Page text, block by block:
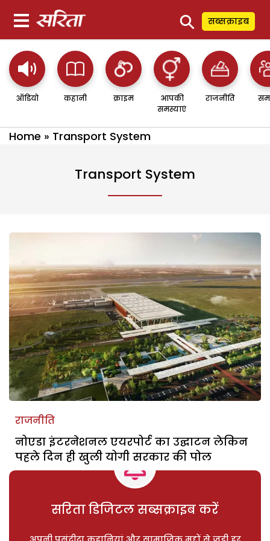
⚲ सब्सक्राइब
ऑडियो कहानी क्राइम
आपकी
समस्याएं
राजनीति
Home » Transport System
Transport System
राजनीति
नोएडा इंटरनेशनल एयरपोर्ट का उद्घाटन लेकिन
पहले दिन ही खुली योगी सरकार की पोल
सरिता डिजिटल सब्सक्राइब करें